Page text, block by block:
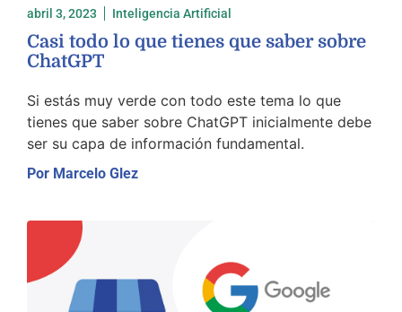
abril 3, 2023 Inteligencia Artificial
Casi todo lo que tienes que saber sobre
ChatGPT
Si estás muy verde con todo este tema lo que
tienes que saber sobre ChatGPT inicialmente debe
ser su capa de información fundamental.
Por Marcelo Glez